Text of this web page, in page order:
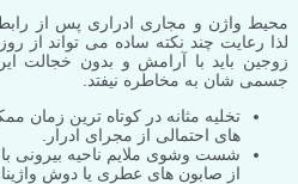
محیط واژن و مجاری ادراری پس از
لذا رعایت چند نکته ساده می تواند از
زوجین باید با آرامش و بدون خجالت
جسمی شان به مخاطره نیفتد.
تخلیه مثانه در کوتاه ترین زمان
های احتمالی از مجرای ادرار.
شست وشوی ملایم ناحیه بیرونی
از صابون های عطری یا دوش واژینال